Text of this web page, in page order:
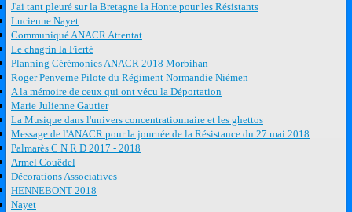
J'ai tant pleuré sur la Bretagne la Honte pour les Résistants
Lucienne Nayet
Communiqué ANACR Attentat
Le chagrin la Fierté
Planning Cérémonies ANACR 2018 Morbihan
Roger Penverne Pilote du Régiment Normandie Niémen
A la mémoire de ceux qui ont vécu la Déportation
Marie Julienne Gautier
La Musique dans l'univers concentrationnaire et les ghettos
Message de l'ANACR pour la journée de la Résistance du 27 mai 2018
Palmarès C N R D 2017 - 2018
Armel Couëdel
Décorations Associatives
HENNEBONT 2018
Nayet